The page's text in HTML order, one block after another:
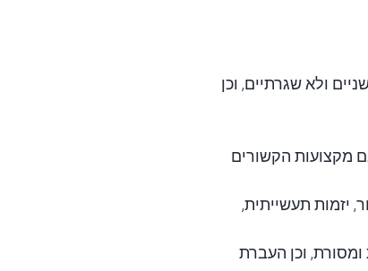
ולא שגרתיים, וכן
מקצועות הקשורים
יזמות תעשייתית,
וכן העברת